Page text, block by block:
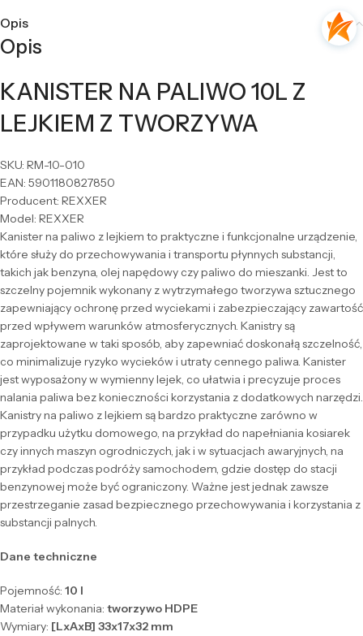
Opis
Opis
KANISTER NA PALIWO 10L Z
LEJKIEM Z TWORZYWA
SKU: RM-10-010
EAN: 5901180827850
Producent: REXXER
Model: REXXER
Kanister na paliwo z lejkiem to praktyczne i funkcjonalne urządzenie,
które służy do przechowywania i transportu płynnych substancji,
takich jak benzyna, olej napędowy czy paliwo do mieszanki. Jest to
szczelny pojemnik wykonany z wytrzymałego tworzywa sztucznego
zapewniający ochronę przed wyciekami i zabezpieczający zawartość
przed wpływem warunków atmosferycznych. Kanistry są
zaprojektowane w taki sposób, aby zapewniać doskonałą szczelność,
co minimalizuje ryzyko wycieków i utraty cennego paliwa. Kanister
jest wyposażony w wymienny lejek, co ułatwia i precyzuje proces
nalania paliwa bez konieczności korzystania z dodatkowych narzędzi.
Kanistry na paliwo z lejkiem są bardzo praktyczne zarówno w
przypadku użytku domowego, na przykład do napełniania kosiarek
czy innych maszyn ogrodniczych, jak i w sytuacjach awaryjnych, na
przykład podczas podróży samochodem, gdzie dostęp do stacji
benzynowej może być ograniczony. Ważne jest jednak zawsze
przestrzeganie zasad bezpiecznego przechowywania i korzystania z
substancji palnych.
Dane techniczne
Pojemność: 10 l
Materiał wykonania: tworzywo HDPE
Wymiary: [LxAxB] 33x17x32 mm